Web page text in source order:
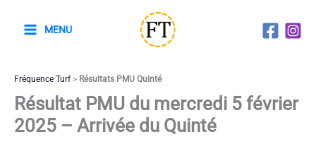
MENU
Fréquence Turf> Résultats PMU Quinté
Résultat PMU du mercredi 5 février
2025 – Arrivée du Quinté